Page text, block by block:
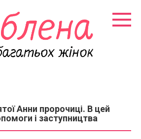
Анни пророчиці. В цей
і заступництва